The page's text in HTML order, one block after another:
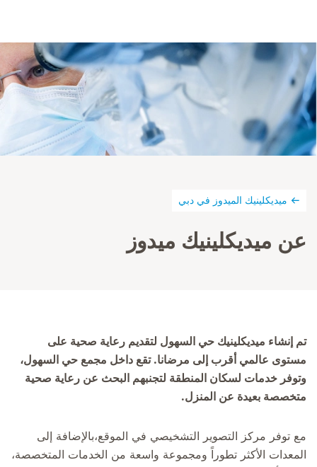
ميديكلينيك الميدوز في دبي
عن ميديكلينيك ميدوز
تم إنشاء ميديكلينيك حي السهول لتقديم رعاية صحية على
مستوى عالمي أقرب إلى مرضانا. تقع داخل مجمع حي السهول،
وتوفر خدمات لسكان المنطقة لتجنبهم البحث عن رعاية صحية
متخصصة بعيدة عن المنزل.
مع توفر مركز التصوير التشخيصي في الموقع،بالإضافة إلى
المعدات الأكثر تطوراً ومجموعة واسعة من الخدمات المتخصصة،